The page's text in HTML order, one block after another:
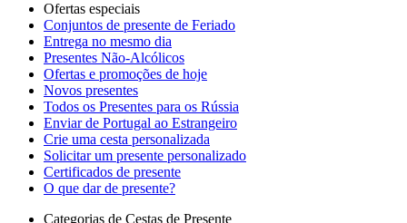
Ofertas especiais
Сonjuntos de presente de Feriado
Entrega no mesmo dia
Presentes Não-Alcólicos
Ofertas e promoções de hoje
Novos presentes
Todos os Presentes para os Rússia
Enviar de Portugal ao Estrangeiro
Crie uma cesta personalizada
Solicitar um presente personalizado
Certificados de presente
O que dar de presente?
Categorias de Cestas de Presente